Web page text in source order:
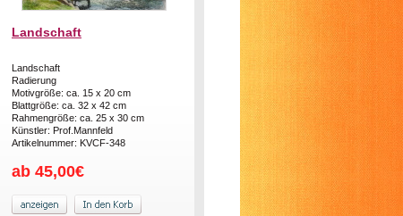
Landschaft
Landschaft
Radierung
Motivgröße: ca. 15 x 20 cm
Blattgröße: ca. 32 x 42 cm
Rahmengröße: ca. 25 x 30 cm
Künstler: Prof.Mannfeld
Artikelnummer: KVCF-348
ab 45,00€